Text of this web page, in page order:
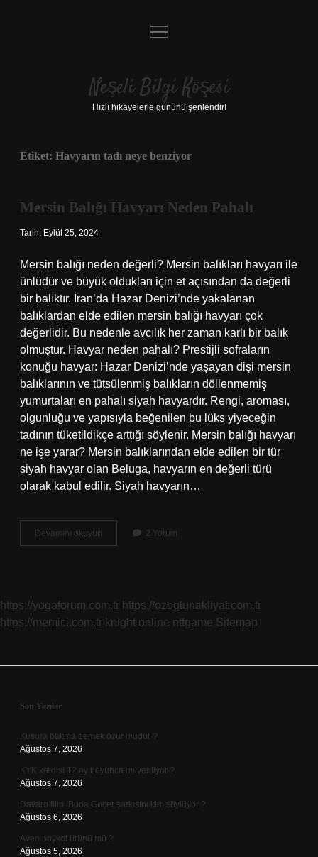
Anasayfa
Yasal Uyarı
menüyü
Neşeli Bilgi Köşesi
Hızlı hikayelerle gününü şenlendir!
Etiket: Havyarın tadı neye benziyor
Mersin Balığı Havyarı Neden Pahalı
Tarih: Eylül 25, 2024
Mersin balığı neden değerli? Mersin balıkları havyarı ile
ünlüdür ve büyük oldukları için et açısından da değerli
bir balıktır. İran’da Hazar Denizi’nde yakalanan
balıklardan elde edilen mersin balığı havyarı çok
değerlidir. Bu nedenle avcılık her zaman karlı bir balık
olmuştur. Havyar neden pahalı? Prestijli sofraların
konuğu havyar: Hazar Denizi’nde yaşayan dişi mersin
balıklarının ve tütsülenmiş balıkların döllenmemiş
yumurtaları en pahalı siyah havyardır. Rengi, aroması,
olgunluğu ve yapısıyla beğenilen bu lüks yiyeceğin
tadının tüketildikçe arttığı söylenir. Mersin balığı havyarı
ne işe yarar? Mersin balıklarından elde edilen bir tür
siyah havyar olan Beluga, havyarın en değerli türü
olarak kabul edilir. Siyah havyarın…
Devamını okuyun
Balığı
2 Yorum
https://yogaforum.com.tr https://ozoglunakliyat.com.tr
https://memici.com.tr knight online nttgame Sitemap
Sidebar
Son Yazılar
Kusura bakma demek özür müdür ?
Ağustos 7, 2026
KYK kredisi 12 ay boyunca mı veriliyor ?
Ağustos 7, 2026
Davaro filmi Buda Geçer şarkısını kim söylüyor ?
Ağustos 6, 2026
Aven boykot ürünü mü ?
Ağustos 5, 2026